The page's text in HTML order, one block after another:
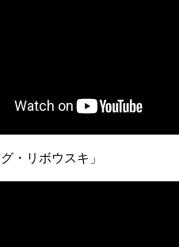
・リボウスキ」